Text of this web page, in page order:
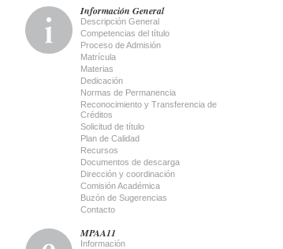
Información General
Descripción General
Competencias del título
Proceso de Admisión
Matrícula
Materias
Dedicación
Normas de Permanencia
Reconocimiento y Transferencia de
Créditos
Solicitud de título
Plan de Calidad
Recursos
Documentos de descarga
Dirección y coordinación
Comisión Académica
Buzón de Sugerencias
Contacto
MPAA11
Información